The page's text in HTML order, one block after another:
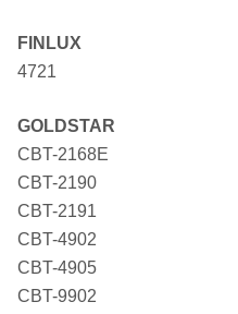
FINLUX
4721
GOLDSTAR
CBT-2168E
CBT-2190
CBT-2191
CBT-4902
CBT-4905
CBT-9902